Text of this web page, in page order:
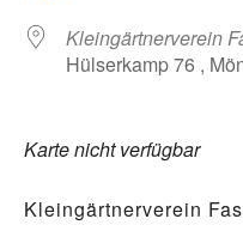
Kleingärtnerverein
Hülserkamp 76 ,
Karte nicht verfügbar
Kleingärtnerverein